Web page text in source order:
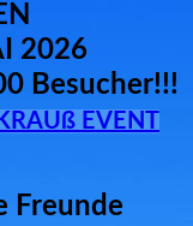
2026
Besucher!!!
EVENT
Freunde